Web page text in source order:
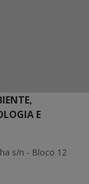
E
s/n - Bloco 12